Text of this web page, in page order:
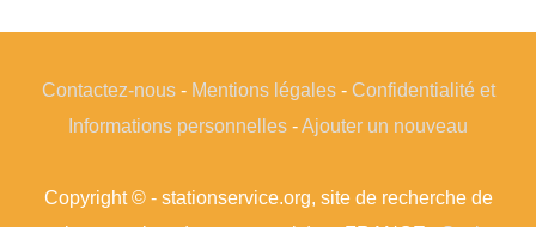
Contactez-nous- Mentions légales- Confidentialité et
Informations personnelles -Ajouter un nouveau
Copyright © - stationservice.org, site de recherche de